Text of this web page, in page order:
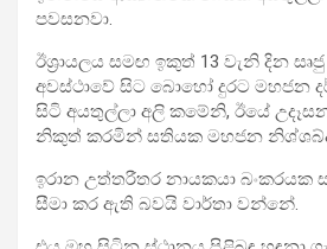
පවසනවා.
ඊශ්‍රායලය සමඟ ඉකුත් 13 වැනි දින
අවස්ථාවේ සිට බොහෝ දුරට මහජන
සිටි අයතුල්ලා අලි කමේනි, ඊයේ
නිකුත් කරමින් සතියක මහජන
ඉරාන උත්තරීතර නායකයා
සීමා කර ඇති බවයි වාර්තා වන්නේ.